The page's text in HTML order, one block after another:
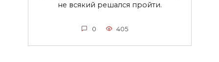
не всякий решался пройти.
0 405